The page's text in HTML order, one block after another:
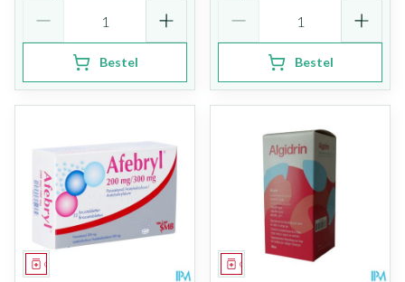
Bestel Bestel
Geneesmiddel Geneesmiddel